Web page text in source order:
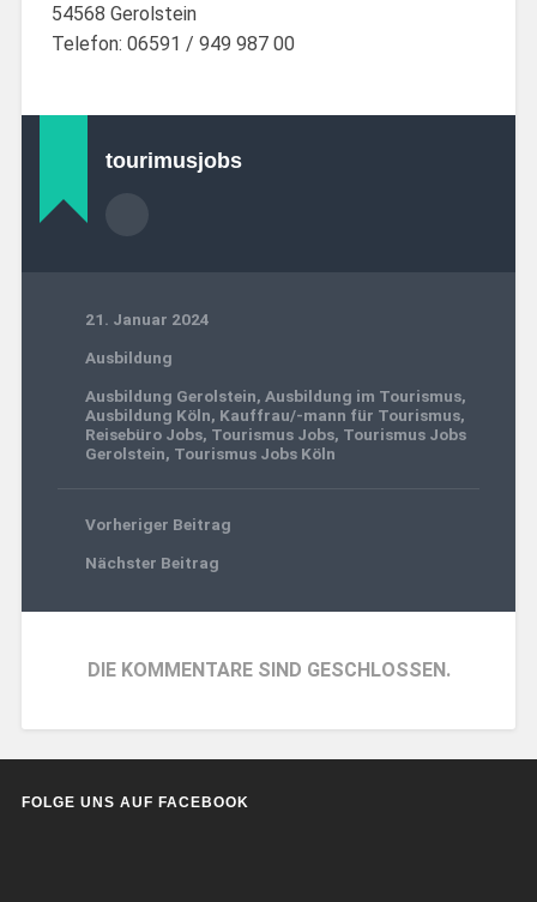
54568 Gerolstein
Telefon: 06591 / 949 987 00
tourimusjobs
21. Januar 2024
Ausbildung
Ausbildung Gerolstein, Ausbildung im Tourismus,
Ausbildung Köln, Kauffrau/-mann für Tourismus,
Reisebüro Jobs, Tourismus Jobs, Tourismus Jobs
Gerolstein, Tourismus Jobs Köln
Vorheriger Beitrag
Nächster Beitrag
DIE KOMMENTARE SIND GESCHLOSSEN.
FOLGE UNS AUF FACEBOOK